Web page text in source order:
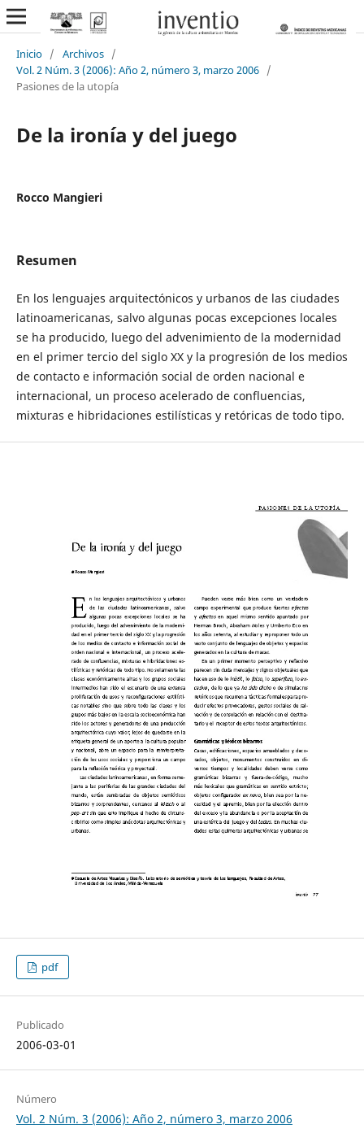
Inicio / Archivos /
Vol. 2 Núm. 3 (2006): Año 2, número 3, marzo 2006 /
Pasiones de la utopía
De la ironía y del juego
Rocco Mangieri
Resumen
En los lenguajes arquitectónicos y urbanos de las ciudades
latinoamericanas, salvo algunas pocas excepciones locales
se ha producido, luego del advenimiento de la modernidad
en el primer tercio del siglo XX y la progresión de los medios
de contacto e información social de orden nacional e
internacional, un proceso acelerado de confluencias,
mixturas e hibridaciones estilísticas y retóricas de todo tipo.
pdf
Publicado
2006-03-01
Número
Vol. 2 Núm. 3 (2006): Año 2, número 3, marzo 2006